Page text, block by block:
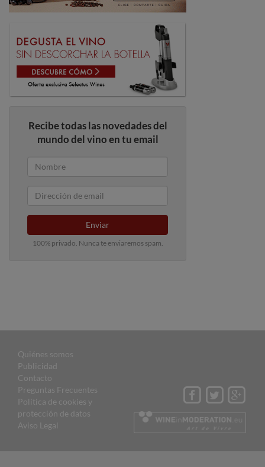
Recibe todas las novedades del
mundo del vino en tu email
Enviar
100% privado. Nunca te enviaremos spam.
Quiénes somos
Publicidad
Contacto
Preguntas Frecuentes
Política de cookies y
protección de datos
Aviso Legal